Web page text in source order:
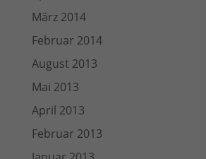
März 2014
Februar 2014
August 2013
Mai 2013
April 2013
Februar 2013